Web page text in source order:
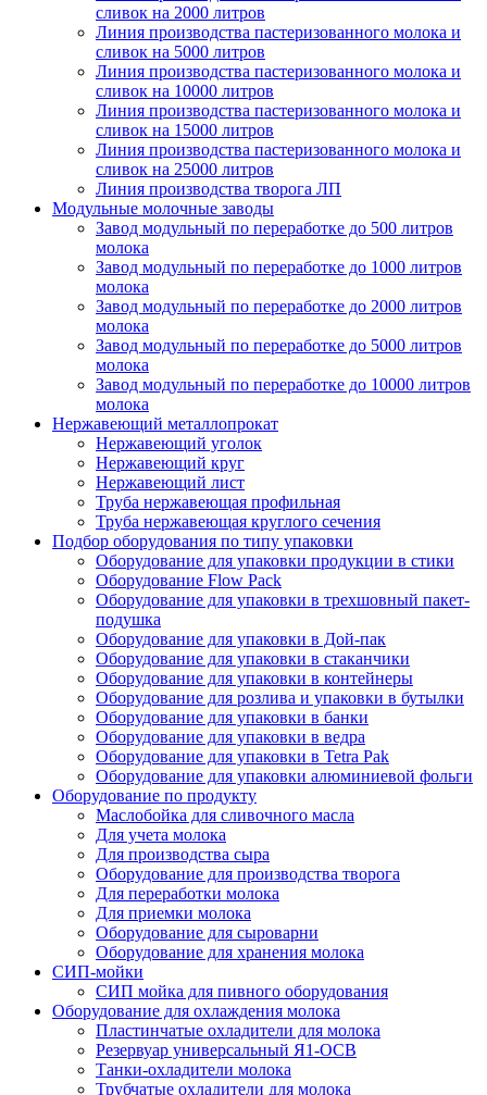
сливок на 2000 литров
Линия производства пастеризованного молока и
сливок на 5000 литров
Линия производства пастеризованного молока и
сливок на 10000 литров
Линия производства пастеризованного молока и
сливок на 15000 литров
Линия производства пастеризованного молока и
сливок на 25000 литров
Линия производства творога ЛП
Модульные молочные заводы
Завод модульный по переработке до 500 литров
молока
Завод модульный по переработке до 1000 литров
молока
Завод модульный по переработке до 2000 литров
молока
Завод модульный по переработке до 5000 литров
молока
Завод модульный по переработке до 10000 литров
молока
Нержавеющий металлопрокат
Нержавеющий уголок
Нержавеющий круг
Нержавеющий лист
Труба нержавеющая профильная
Труба нержавеющая круглого сечения
Подбор оборудования по типу упаковки
Оборудование для упаковки продукции в стики
Оборудование Flow Pack
Оборудование для упаковки в трехшовный пакет-
подушка
Оборудование для упаковки в Дой-пак
Оборудование для упаковки в стаканчики
Оборудование для упаковки в контейнеры
Оборудование для розлива и упаковки в бутылки
Оборудование для упаковки в банки
Оборудование для упаковки в ведра
Оборудование для упаковки в Tetra Pak
Оборудование для упаковки алюминиевой фольги
Оборудование по продукту
Маслобойка для сливочного масла
Для учета молока
Для производства сыра
Оборудование для производства творога
Для переработки молока
Для приемки молока
Оборудование для сыроварни
Оборудование для хранения молока
СИП-мойки
СИП мойка для пивного оборудования
Оборудование для охлаждения молока
Пластинчатые охладители для молока
Резервуар универсальный Я1-ОСВ
Танки-охладители молока
Трубчатые охладители для молока